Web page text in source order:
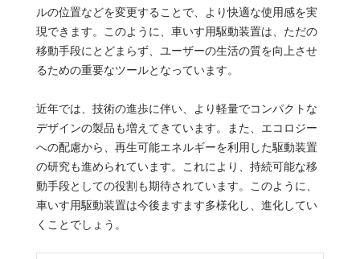
ルの位置などを変更することで、より快適な使用感を実
現できます。このように、車いす用駆動装置は、ただの
移動手段にとどまらず、ユーザーの生活の質を向上させ
るための重要なツールとなっています。
近年では、技術の進歩に伴い、より軽量でコンパクトな
デザインの製品も増えてきています。また、エコロジー
への配慮から、再生可能エネルギーを利用した駆動装置
の研究も進められています。これにより、持続可能な移
動手段としての役割も期待されています。このように、
車いす用駆動装置は今後ますます多様化し、進化してい
くことでしょう。